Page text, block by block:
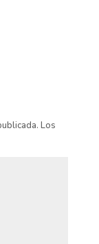
Los